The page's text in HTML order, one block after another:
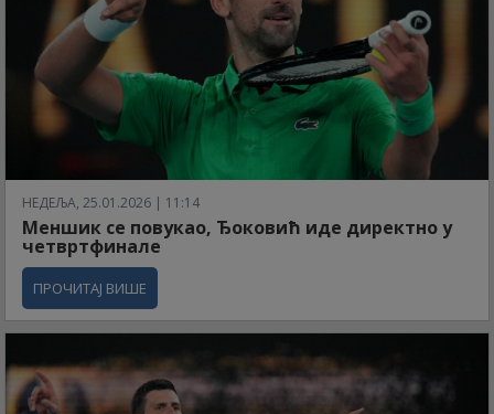
НЕДЕЉА, 25.01.2026 | 11:14
Меншик се повукао, Ђоковић иде директно у
четвртфинале
ПРОЧИТАЈ ВИШЕ